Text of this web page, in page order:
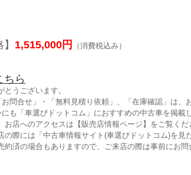
1,515,000円 （消費税込み）
ちら
とうございます。
問合せ」・「無料見積り依頼」、「在庫確認」は、
も「車選びドットコム」におすすめの中古車を掲載
お店へのアクセスは【販売店情報ページ】をご覧くだ
の際には「中古車情報サイト(車選びドットコム)を見
約済の場合もありますので、ご来店の際は事前にお